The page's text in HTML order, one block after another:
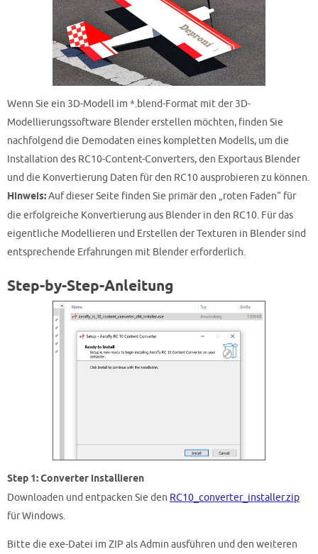
Wenn Sie ein 3D-Modell im *.blend-Format mit der 3D-
Modellierungssoftware Blender erstellen möchten, finden Sie
nachfolgend die Demodaten eines kompletten Modells, um die
Installation des RC10-Content-Converters, den Exportaus Blender
und die Konvertierung Daten für den RC10 ausprobieren zu können.
Hinweis:Auf dieser Seite finden Sie primär den „roten Faden“ für
die erfolgreiche Konvertierung aus Blender in den RC10. Für das
eigentliche Modellieren und Erstellen der Texturen in Blender sind
entsprechende Erfahrungen mit Blender erforderlich.
Step-by-Step-Anleitung
Step 1: Converter installieren
Downloaden und entpacken Sie den RC10_converter_installer.zip
für Windows.
Bitte die exe-Datei im ZIP als Admin ausführen und den weiteren